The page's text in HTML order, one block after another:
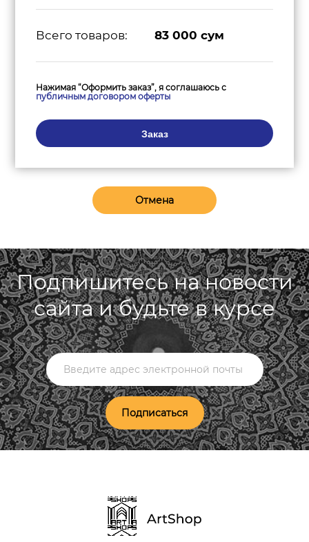
Всего товаров: 83 000 сум
Нажимая “Оформить заказ”, я соглашаюсь с
публичным договором оферты
Заказ
Отмена
Подпишитесь на новости
сайта и будьте в курсе
Подписаться